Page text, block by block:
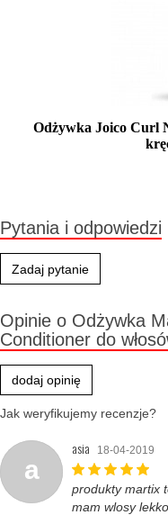
Odżywka Joico Curl
Pytania i odpowiedzi
Zadaj pytanie
Opinie o Odżywka
Conditioner do
dodaj opinię
Jak weryfikujemy recenzje?
a
asia 18-04-2019
produkty martix
mam wlosy